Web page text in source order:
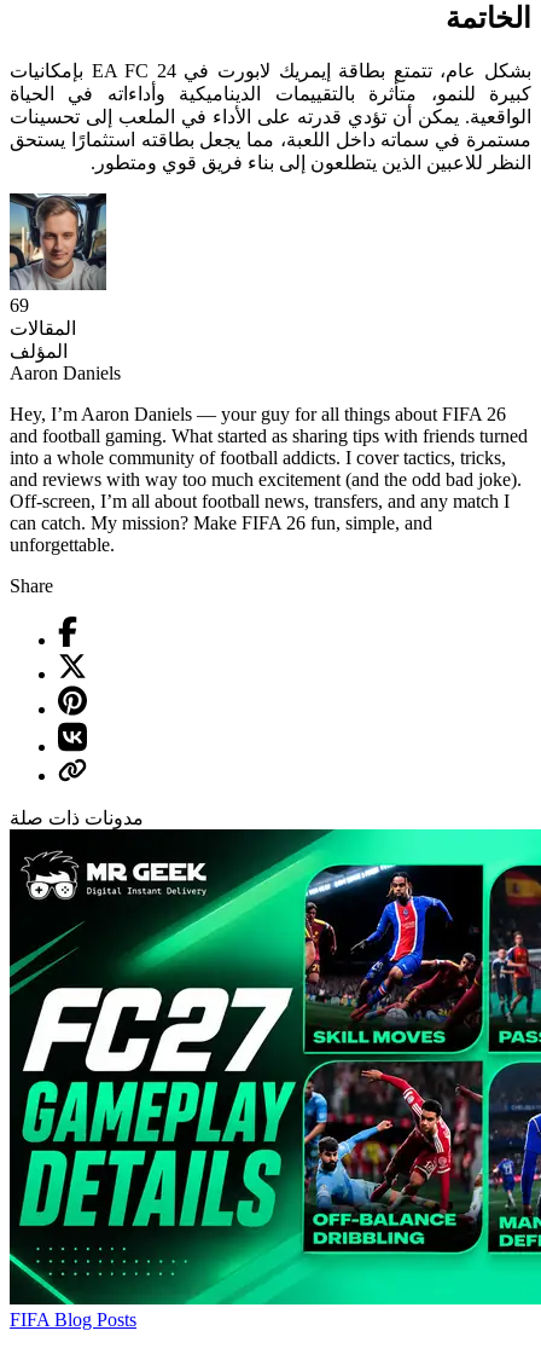
الخاتمة
بشكل عام، تتمتع بطاقة إيمريك لابورت في EA FC 24 بإمكانيات
كبيرة للنمو، متأثرة بالتقييمات الديناميكية وأداءاته في الحياة
الواقعية. يمكن أن تؤدي قدرته على الأداء في الملعب إلى تحسينات
مستمرة في سماته داخل اللعبة، مما يجعل بطاقته استثمارًا يستحق
النظر للاعبين الذين يتطلعون إلى بناء فريق قوي ومتطور.
69
المقالات
المؤلف
Aaron Daniels
Hey, I’m Aaron Daniels — your guy for all things about FIFA 26
and football gaming. What started as sharing tips with friends turned
into a whole community of football addicts. I cover tactics, tricks,
and reviews with way too much excitement (and the odd bad joke).
Off-screen, I’m all about football news, transfers, and any match I
can catch. My mission? Make FIFA 26 fun, simple, and
unforgettable.
Share
مدونات ذات صلة
FIFA Blog Posts